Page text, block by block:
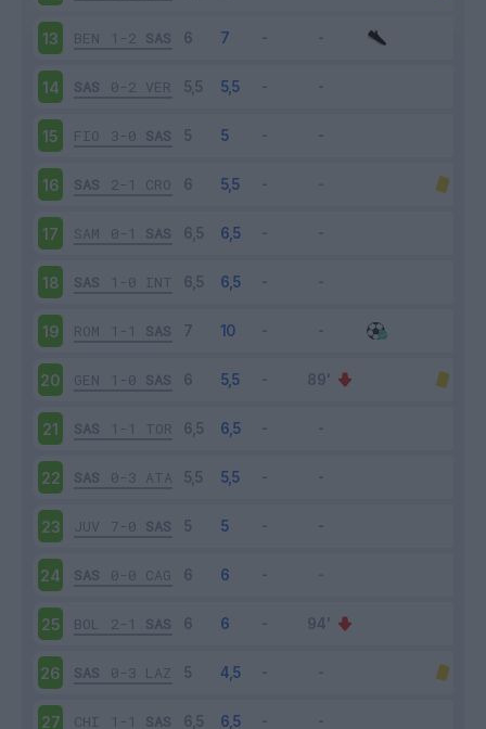
13 BEN 1-2 SAS
14 SAS 0-2 VER
15 FIO 3-0 SAS
16 SAS 2-1 CRO
17 SAM 0-1 SAS
18 SAS 1-0 INT
19 ROM 1-1 SAS
20 GEN 1-0 SAS
21 SAS 1-1 TOR
22 SAS 0-3 ATA
23 JUV 7-0 SAS
24 SAS 0-0 CAG
25 BOL 2-1 SAS
26 SAS 0-3 LAZ
27 CHI 1-1 SAS